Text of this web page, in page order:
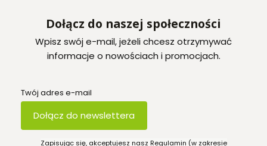
Dołącz do naszej społeczności
Wpisz swój e-mail, jeżeli chcesz otrzymywać
informacje o nowościach i promocjach.
Twój adres e-mail
Dołącz do newslettera
Zapisując się, akceptujesz nasz Regulamin (w zakresie